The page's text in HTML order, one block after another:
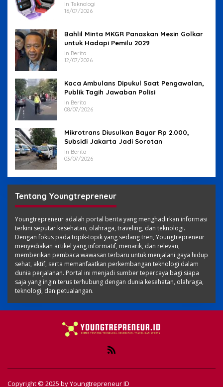
In Teknologi
16/07/2026
Bahlil Minta MKGR Panaskan Mesin Golkar
untuk Hadapi Pemilu 2029
In Berita
12/07/2026
Kaca Ambulans Dipukul Saat Pengawalan,
Publik Tagih Jawaban Polisi
In Berita
08/07/2026
Mikrotrans Diusulkan Bayar Rp 2.000,
Subsidi Jakarta Jadi Sorotan
In Berita
03/07/2026
Tentang Youngtrepreneur
Youngtrepreneur adalah portal berita yang menghadirkan informasi
terkini seputar kesehatan, olahraga, traveling, dan teknologi.
Dengan fokus pada topik-topik yang sedang tren, Youngtrepreneur
menyediakan artikel yang informatif, menarik, dan relevan,
memberikan pembaca wawasan terbaru untuk menjalani gaya hidup
sehat, aktif, serta memanfaatkan perkembangan teknologi dalam
dunia perjalanan. Portal ini menjadi sumber tepercaya bagi siapa
saja yang ingin terus terhubung dengan dunia kesehatan, olahraga,
teknologi, dan petualangan.
Copyright © 2025 byYoungtrepreneur ID